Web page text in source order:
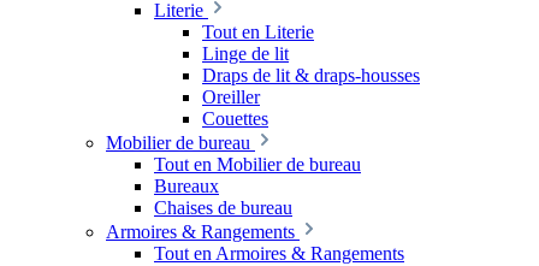
Literie
Tout en Literie
Linge de lit
Draps de lit & draps-housses
Oreiller
Couettes
Mobilier de bureau
Tout en Mobilier de bureau
Bureaux
Chaises de bureau
Armoires & Rangements
Tout en Armoires & Rangements